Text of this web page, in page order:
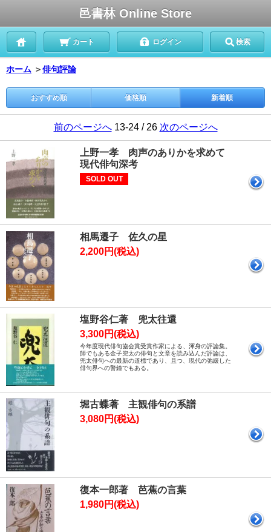
邑書林 Online Store
カート ログイン 検索
ホーム ＞俳句評論
おすすめ順 価格順 新着順
前のページへ13-24 / 26 次のページへ
上野一孝 肉声のありかを求めて
現代俳句深考
SOLD OUT
相馬遷子 佐久の星
2,200円(税込)
塩野谷仁著 兜太往還
3,300円(税込)
今年度現代俳句協会賞受賞作家による、渾身の評論集。
師でもある金子兜太の俳句と文章を読み込んだ評論は、
兜太俳句への最新の道標であり、且つ、現代の弛緩した
俳句界への警鐘でもある。
堀古蝶著 主観俳句の系譜
3,080円(税込)
復本一郎著 芭蕉の言葉
1,980円(税込)